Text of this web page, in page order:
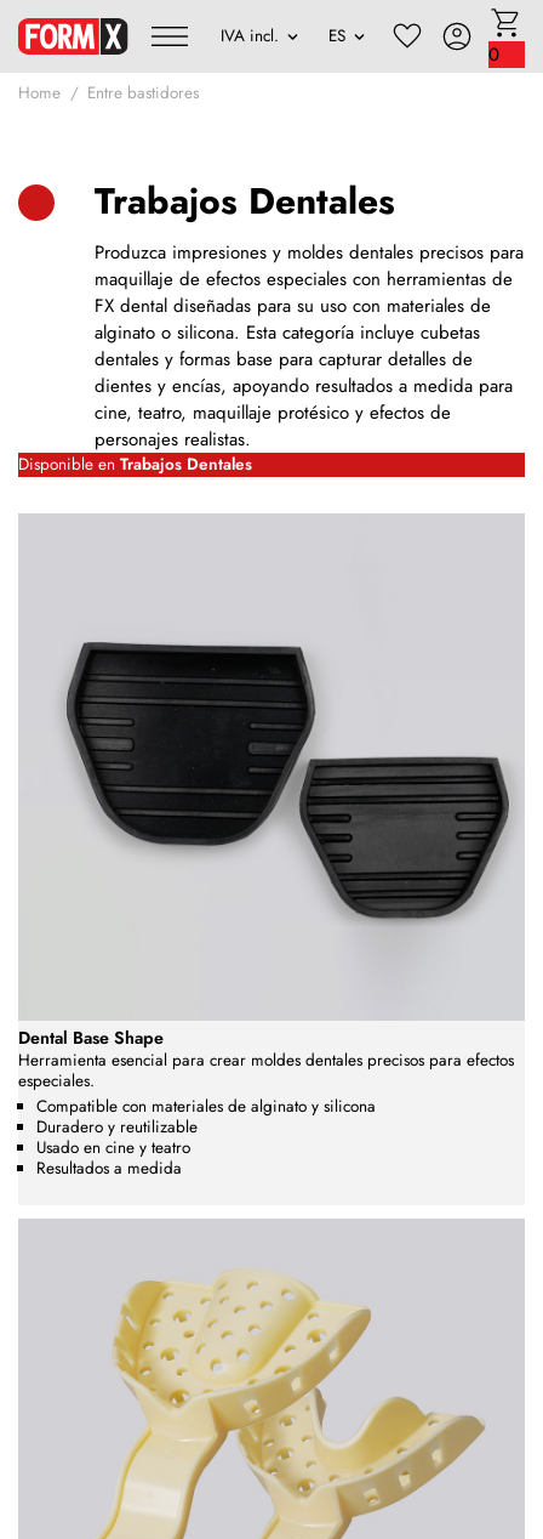
0
Home Entre bastidores
Trabajos Dentales
Produzca impresiones y moldes dentales precisos para
maquillaje de efectos especiales con herramientas de
FX dental diseñadas para su uso con materiales de
alginato o silicona. Esta categoría incluye cubetas
dentales y formas base para capturar detalles de
dientes y encías, apoyando resultados a medida para
cine, teatro, maquillaje protésico y efectos de
personajes realistas.
Disponible en Trabajos Dentales
Dental Base Shape
Herramienta esencial para crear moldes dentales precisos para efectos
especiales.
Compatible con materiales de alginato y silicona
Duradero y reutilizable
Usado en cine y teatro
Resultados a medida